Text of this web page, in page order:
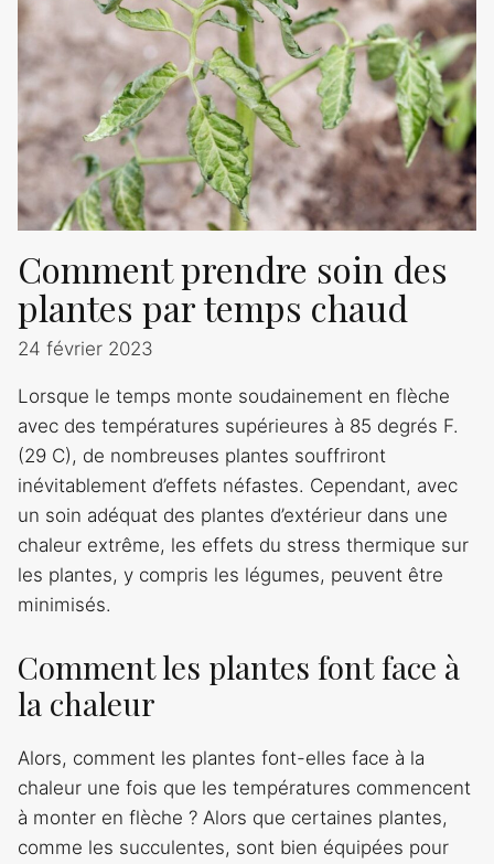
Comment prendre soin des
plantes par temps chaud
24 février 2023
Lorsque le temps monte soudainement en flèche
avec des températures supérieures à 85 degrés F.
(29 C), de nombreuses plantes souffriront
inévitablement d’effets néfastes. Cependant, avec
un soin adéquat des plantes d’extérieur dans une
chaleur extrême, les effets du stress thermique sur
les plantes, y compris les légumes, peuvent être
minimisés.
Comment les plantes font face à
la chaleur
Alors, comment les plantes font-elles face à la
chaleur une fois que les températures commencent
à monter en flèche ? Alors que certaines plantes,
comme les succulentes, sont bien équipées pour